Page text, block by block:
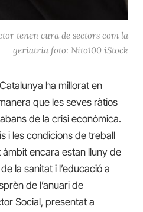
tenen cura de sectors com la
geriatria foto: Nito100 iStock
ha millorat en
que les seves ràtios
de la crisi econòmica.
i les condicions de treball
àmbit encara estan lluny de
la sanitat i l’educació a
de l’anuari de
Social, presentat a